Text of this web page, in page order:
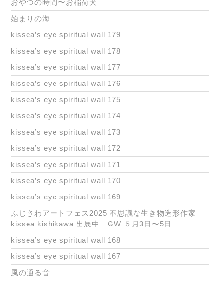
おやつの時間〜お稲荷犬
始まりの海
kissea’s eye spiritual wall 179
kissea’s eye spiritual wall 178
kissea’s eye spiritual wall 177
kissea’s eye spiritual wall 176
kissea’s eye spiritual wall 175
kissea’s eye spiritual wall 174
kissea’s eye spiritual wall 173
kissea’s eye spiritual wall 172
kissea’s eye spiritual wall 171
kissea’s eye spiritual wall 170
kissea’s eye spiritual wall 169
ふじさわアートフェス2025 不思議な生き物造形作家
kissea kishikawa 出展中 GW ５月3日〜5日
kissea’s eye spiritual wall 168
kissea’s eye spiritual wall 167
風の通る音